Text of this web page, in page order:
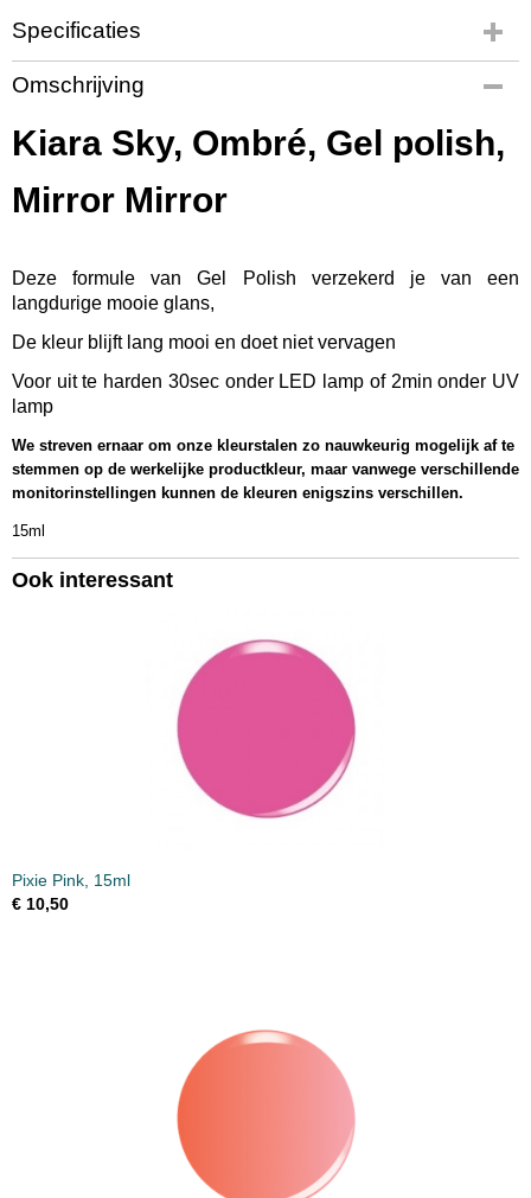
Specificaties
Productcode
KSGP818
EAN code
637390558189
G818
Afmetingen (l,b,h)
9 x 3,50 x 3,50 cm
Omschrijving
Kiara Sky, Ombré, Gel polish,
Mirror Mirror
Deze formule van Gel Polish verzekerd je van een
langdurige mooie glans,
De kleur blijft lang mooi en doet niet vervagen
Voor uit te harden 30sec onder LED lamp of 2min onder UV
lamp
We streven ernaar om onze kleurstalen zo nauwkeurig mogelijk af te
stemmen op de werkelijke productkleur, maar vanwege verschillende
monitorinstellingen kunnen de kleuren enigszins verschillen.
15ml
Ook interessant
Pixie Pink, 15ml
€ 10,50